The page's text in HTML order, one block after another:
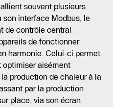
souvent plusieurs
son interface Modbus, le
de contrôle central
de fonctionner
harmonie. Celui-ci permet
optimiser aisément
production de chaleur à la
par la production
place, via son écran